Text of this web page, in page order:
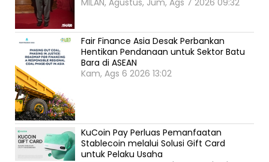
MILAN, Agustus, Jum, Ags 7 2026 09:32
Fair Finance Asia Desak Perbankan
Hentikan Pendanaan untuk Sektor Batu
Bara di ASEAN
Kam, Ags 6 2026 13:02
KuCoin Pay Perluas Pemanfaatan
Stablecoin melalui Solusi Gift Card
untuk Pelaku Usaha